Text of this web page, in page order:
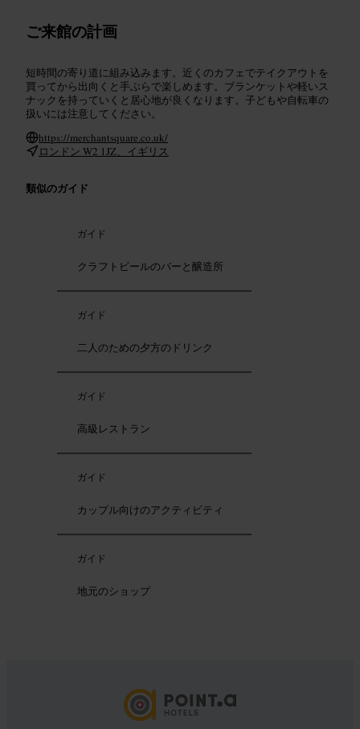
ご来館の計画
短時間の寄り道に組み込みます。近くのカフェでテイクアウトを
買ってから出向くと手ぶらで楽しめます。ブランケットや軽いス
ナックを持っていくと居心地が良くなります。子どもや自転車の
扱いには注意してください。
https://merchantsquare.co.uk/
ロンドン W2 1JZ、イギリス
類似のガイド
ガイド
クラフトビールのバーと醸造所
ガイド
二人のための夕方のドリンク
ガイド
高級レストラン
ガイド
カップル向けのアクティビティ
ガイド
地元のショップ